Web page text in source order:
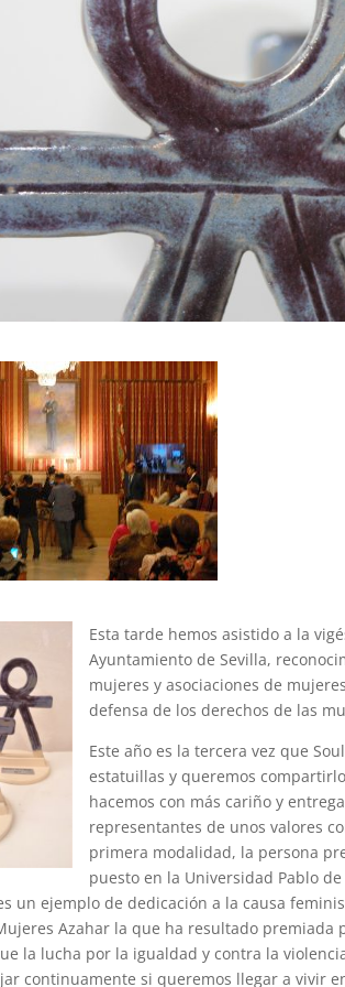
Esta tarde hemos asistido a la
Ayuntamiento de Sevilla,
mujeres y asociaciones de
defensa de los derechos de las
Este año es la tercera vez que
estatuillas y queremos
hacemos con más cariño y
representantes de unos valores
primera modalidad, la persona
puesto en la Universidad Pablo
un ejemplo de dedicación a la causa
Azahar la que ha resultado
la lucha por la igualdad y contra la
continuamente si queremos llegar a vivir